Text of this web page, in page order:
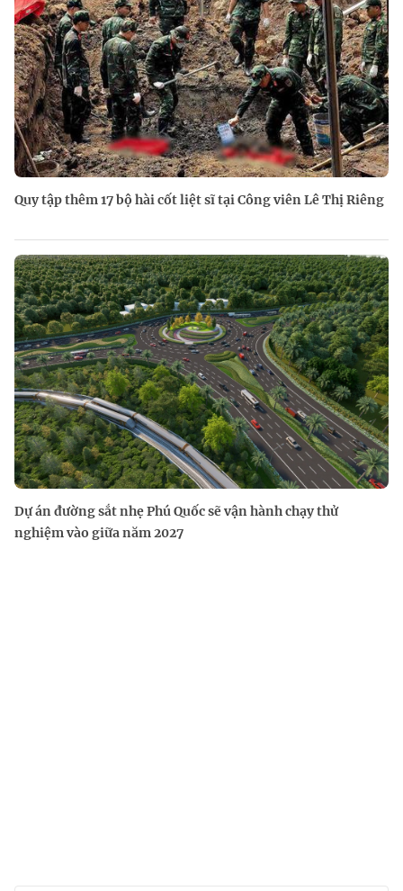
Quy tập thêm 17 bộ hài cốt liệt sĩ tại Công viên Lê Thị Riêng
Dự án đường sắt nhẹ Phú Quốc sẽ vận hành chạy thử
nghiệm vào giữa năm 2027